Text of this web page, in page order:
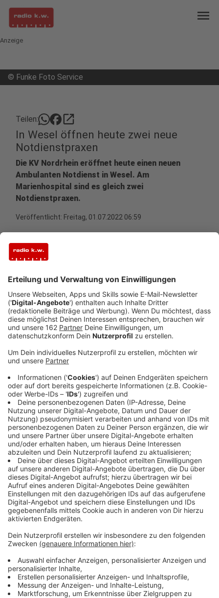
menu
Anzeige
© Funke Foto Service
Teilen: open_in_new
In Wesel öffnen heute zwei neue
Notdienstpraxen
Die KV Nordrhein eröffnet heute einen neuen
Ambulanten Notdienst in Wesel. Am
Marienhospital sind es gleich zwei
Notdienstpraxen.
Veröffentlicht: Freitag, 01.07.2022 06:59
Anzeige
In Wesel eröffnen heute gleich zwei neue
Notdienstpraxen. Am Marienhospital (Pastor-Janßen-
Straße) hat die Kassenärztliche Vereinigung Nordrhein
eine sowohl für Kinder, als auch eine Notfallstelle für
Erwachsene eingerichtet. Dort geht man hin, wenn die
Beschwerden akut, aber nicht lebensbedrohlich sind
und zwar, wenn andere Ärzte geschlossen haben - also
vor allem abends, nachts und am Wochenende.
Unberührt davon bleiben für bettlägerige Personen
auch Hausbesuche. Mehr unter der Service-Nummer
116 117.
Anzeige
Adressen und Öffnungszeiten der
Notdienstpraxen im Kreis Wesel
Anzeige
Die Notdienstpraxen für Erwachsene:
Allgemeine Ärztliche NotdienstpraxisDinslaken
(St. Vinzenz-Hospital), Dr.-Otto-Seidel-Straße 31-
33, 46535 Dinslaken
Allgemeine Ärztliche Notdienstpraxis
(Krankenhaus Bethanien), Bethanienstr. 21
(Zufahrt über Wittfeldstr.), 47441 Moers